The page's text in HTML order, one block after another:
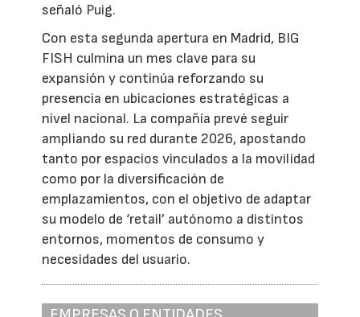
señaló Puig.
Con esta segunda apertura en Madrid, BIG
FISH culmina un mes clave para su
expansión y continúa reforzando su
presencia en ubicaciones estratégicas a
nivel nacional. La compañía prevé seguir
ampliando su red durante 2026, apostando
tanto por espacios vinculados a la movilidad
como por la diversificación de
emplazamientos, con el objetivo de adaptar
su modelo de ‘retail’ autónomo a distintos
entornos, momentos de consumo y
necesidades del usuario.